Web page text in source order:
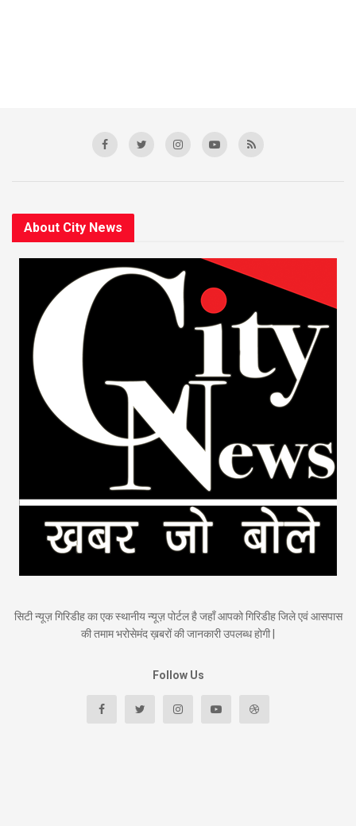
About City News
सिटी न्यूज़ गिरिडीह का एक स्थानीय न्यूज़ पोर्टल है जहाँ आपको गिरिडीह जिले एवं आसपास
की तमाम भरोसेमंद ख़बरों की जानकारी उपलब्ध होगी |
Follow Us